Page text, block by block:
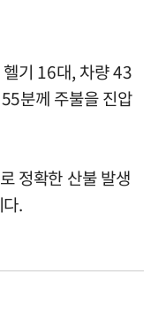
기 16대, 차량 43
분께 주불을 진압
정확한 산불 발생
.